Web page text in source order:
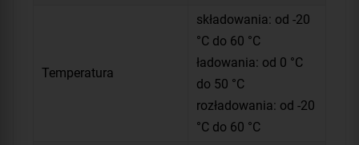
Temperatura
składowania: od -20
°C do 60 °C
ładowania: od 0 °C
do 50 °C
rozładowania: od -20
°C do 60 °C